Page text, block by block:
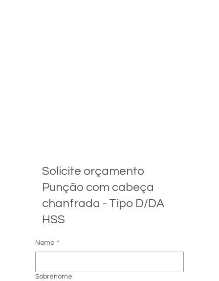
Solicite orçamento
Punção com cabeça
chanfrada - Tipo D/DA
HSS
Nome *
Sobrenome